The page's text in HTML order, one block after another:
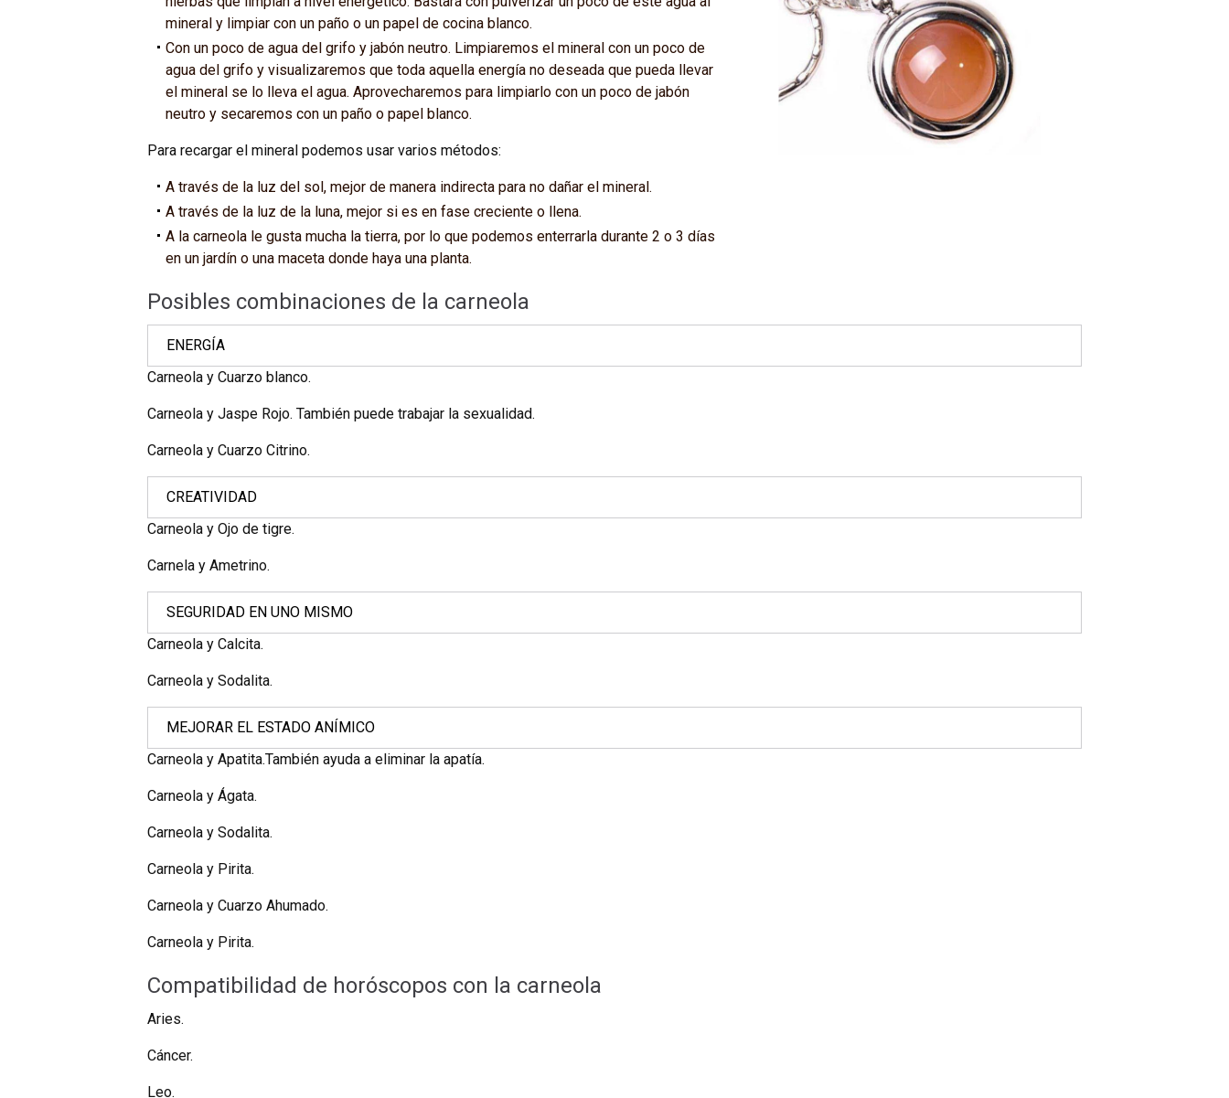
mineral y limpiar con un paño o un papel de cocina blanco.
Con un poco de agua del grifo y jabón neutro. Limpiaremos el mineral con un poco de
agua del grifo y visualizaremos que toda aquella energía no deseada que pueda llevar
el mineral se lo lleva el agua. Aprovecharemos para limpiarlo con un poco de jabón
neutro y secaremos con un paño o papel blanco.
Para recargar el mineral podemos usar varios métodos:
A través de la luz del sol, mejor de manera indirecta para no dañar el mineral.
A través de la luz de la luna, mejor si es en fase creciente o llena.
A la carneola le gusta mucha la tierra, por lo que podemos enterrarla durante 2 o 3 días
en un jardín o una maceta donde haya una planta.
Posibles combinaciones de la carneola
ENERGÍA
Carneola y Cuarzo blanco.
Carneola y Jaspe Rojo. También puede trabajar la sexualidad.
Carneola y Cuarzo Citrino.
CREATIVIDAD
Carneola y Ojo de tigre.
Carnela y Ametrino.
SEGURIDAD EN UNO MISMO
Carneola y Calcita.
Carneola y Sodalita.
MEJORAR EL ESTADO ANÍMICO
Carneola y Apatita.También ayuda a eliminar la apatía.
Carneola y Ágata.
Carneola y Sodalita.
Carneola y Pirita.
Carneola y Cuarzo Ahumado.
Carneola y Pirita.
Compatibilidad de horóscopos con la carneola
Aries.
Cáncer.
Leo.